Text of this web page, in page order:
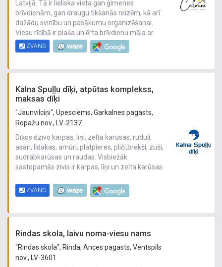
procesa standartizāciju, saskaņā ar EN
14250:2010, un ir ieguvusi CE marķējumu, ko
izsniedz sertifikācijas iestāde - BM
SERTIFICATION, kā arī visi izejmateriāli tiek
saņemti no sertificētiem piegādātājiem
Rūpnieciski izgatavotās jumta sijas ir ideāli
piemērotas ekonomiski izdevīgam, precīzam un
laiku ekonomējošam būvniecības procesam.
Gatavās sijas tiek samontētas ēkā īsi pēc
piegādes, tādējādi novēršot kokmateriālu
bojājumu riskus.
Latvijā. Tā ir lieliska vieta gan ģimenes
brīvdienām, gan draugu tikšanās reizēm, kā arī
dažādu svinību un pasākumu organizēšanai.
Viesu rīcībā ir plaša un ērta brīvdienu māja ar
nakšņošanas iespējām, aprīkotu virtuvi,
koplietošanas telpām un labiekārtotu teritoriju.
Atpūtas kompleksā "Celmiņi" pieejamas
iespējas – pirts, kubls, sporta laukumi,
makšķerēšana, pastaigas dabā un citas
izklaides visām vecuma grupām. Apkārtne ir
klusa un ainaviska, kas ļauj pilnībā atslēgties no
Brīvdienu māja ir piemērota dzimšanas dienām,
jubilejām, kāzām, korporatīvajiem pasākumiem,
nometnēm un vienkārši atpūtai lauku
plašas atpūtas iespējas, padarot to par lielisku
izvēli ikvienam, kas meklē kvalitatīvu atpūtu
ZVANS
Kalna Spuļļu dīķi, atpūtas komplekss,
maksas dīķi
"Jaunvilciņi", Upesciems, Garkalnes pagasts,
Ropažu nov., LV-2137
Dīķos dzīvo karpas, līņi, zelta karūsas, ruduļi,
asari, līdakas, amūri, platpieres, pliči,brekši, zuši,
sudrabkarūsas un raudas. Visbiežāk
sastopamās zivis ir karpas, līņi un zelta karūsas.
ZVANS
Rindas skola, laivu noma-viesu nams
"Rindas skola", Rinda, Ances pagasts, Ventspils
nov., LV-3601